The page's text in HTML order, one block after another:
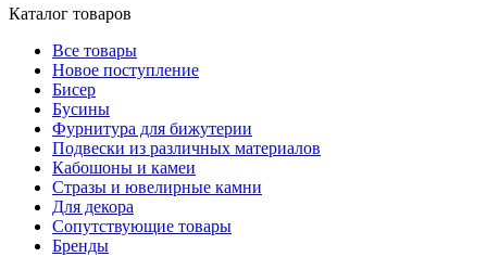
Каталог товаров
Все товары
Новое поступление
Бисер
Бусины
Фурнитура для бижутерии
Подвески из различных материалов
Кабошоны и камеи
Стразы и ювелирные камни
Для декора
Сопутствующие товары
Бренды